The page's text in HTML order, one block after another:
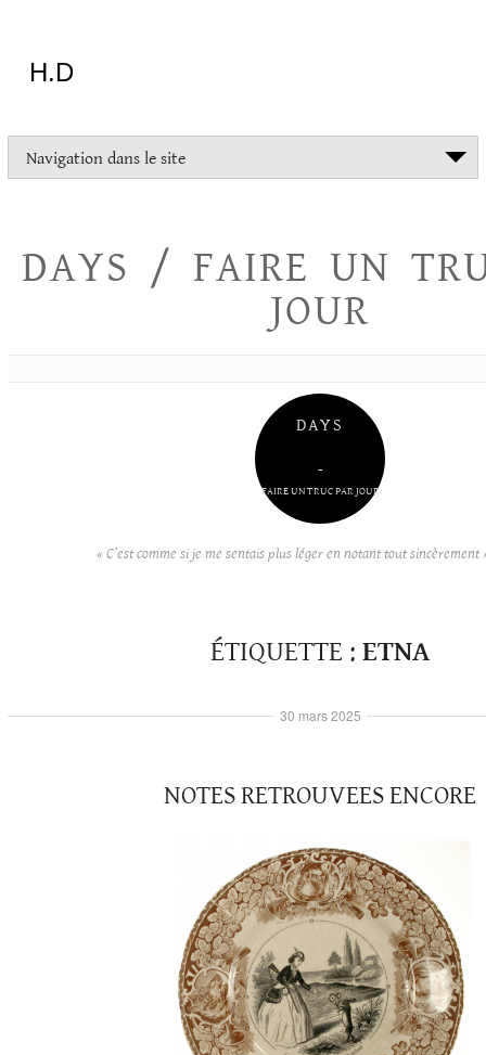
H.D
tout
essayer
Navigation dans le site
DAYS / FAIRE UN
JOUR
DAYS
–
FAIRE UN TRUC PAR JOUR
« C’est comme si je me sentais plus léger en notant tout sincèrement
ÉTIQUETTE : ETNA
NOTES RETROUVEES ENCORE
30 mars 2025